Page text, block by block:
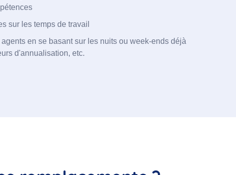
sur les temps de travail
en se basant sur les nuits ou week-ends déjà
d'annualisation, etc.